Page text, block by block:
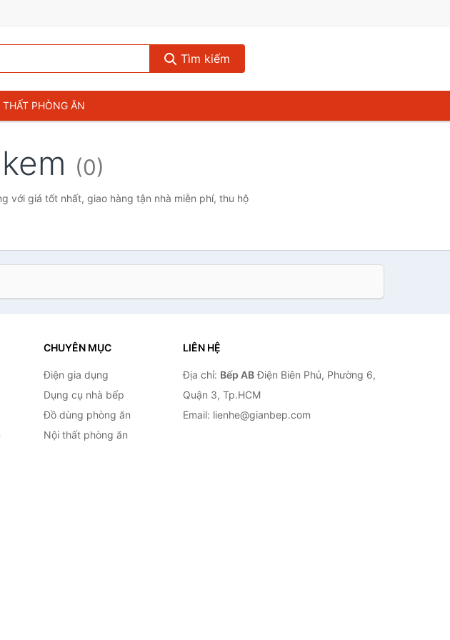
Tìm kiếm
THẤT PHÒNG ĂN
(0)
với giá tốt nhất, giao hàng tận nhà miễn phí, thu hộ
CHUYÊN MỤC
Điện gia dụng
Dụng cụ nhà bếp
Đồ dùng phòng ăn
Nội thất phòng ăn
LIÊN HỆ
Địa chỉ: Bếp ABĐiện Biên Phủ, Phường 6,
Quận 3, Tp.HCM
Email: lienhe@gianbep.com